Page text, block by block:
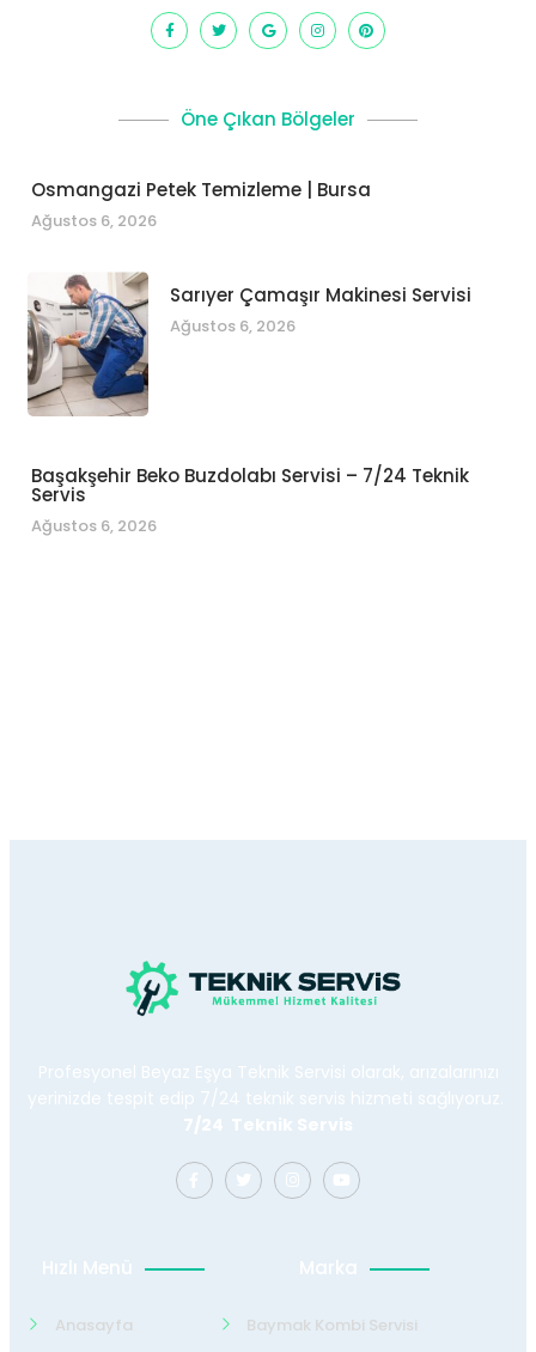
Öne Çıkan Bölgeler
Osmangazi Petek Temizleme | Bursa
Ağustos 6, 2026
Sarıyer Çamaşır Makinesi Servisi
Ağustos 6, 2026
Başakşehir Beko Buzdolabı Servisi – 7/24 Teknik
Servis
Ağustos 6, 2026
Profesyonel Beyaz Eşya Teknik Servisi olarak, arızalarınızı
yerinizde tespit edip 7/24 teknik servis hizmeti sağlıyoruz.
7/24 Teknik Servis
Hızlı Menü
Anasayfa
Marka
Baymak Kombi Servisi